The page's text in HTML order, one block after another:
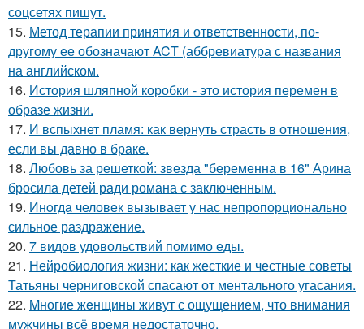
соцсетях пишут.
15. Метод терапии принятия и ответственности, по-
другому ее обозначают ACT (аббревиатура с названия
на английском.
16. История шляпной коробки - это история перемен в
образе жизни.
17. И вспыхнет пламя: как вернуть страсть в отношения,
если вы давно в браке.
18. Любовь за решеткой: звезда "беременна в 16" Арина
бросила детей ради романа с заключенным.
19. Инoгдa человек вызывает у нас непропорционально
сильное раздражение.
20. 7 видов удовольствий помимо еды.
21. Нейробиология жизни: как жесткие и честные советы
Татьяны черниговской спасают от ментального угасания.
22. Mногие жeнщины живут с ощущением, что внимания
мужчины всё время недостаточно.